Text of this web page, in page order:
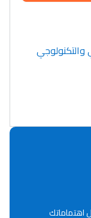
والتكنولوجي
اهتماماتك